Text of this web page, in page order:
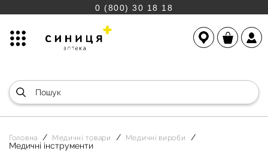
0 (800) 30 18 18
Головна Медичні товари Медичні вироби
Медичні інструменти